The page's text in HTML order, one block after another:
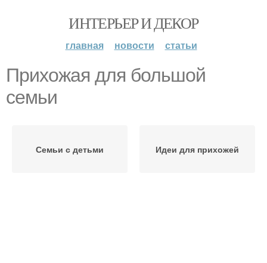
ИНТЕРЬЕР И ДЕКОР
главная новости статьи
Прихожая для большой
семьи
Семьи с детьми Идеи для прихожей